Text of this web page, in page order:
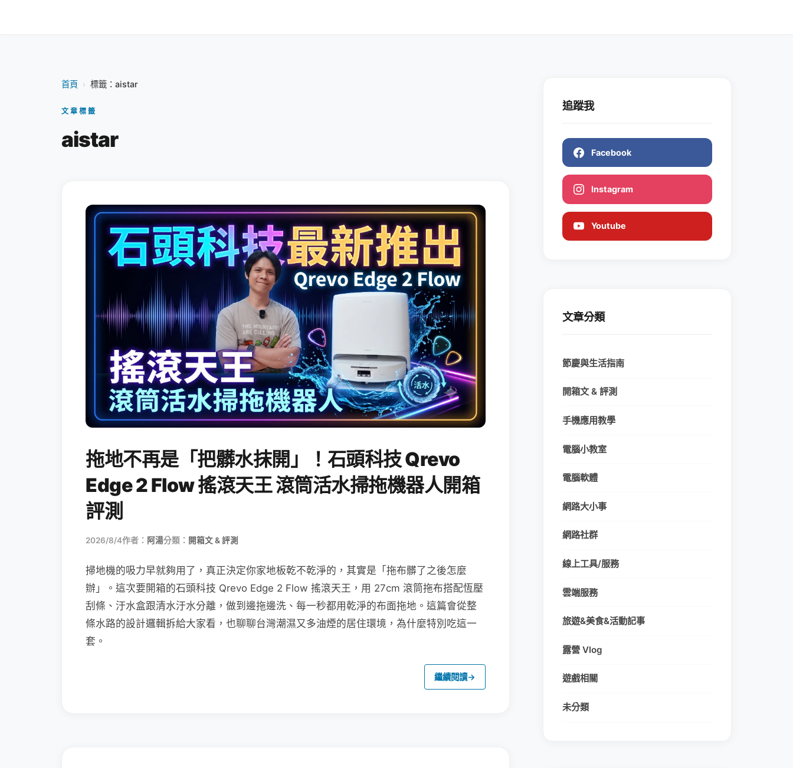
首頁 › 標籤：aistar
文章標籤
aistar
拖地不再是「把髒水抹開」！石頭科技 Qrevo
Edge 2 Flow 搖滾天王 滾筒活水掃拖機器人開箱
評測
2026/8/4作者： 阿湯分類： 開箱文 & 評測
掃地機的吸力早就夠用了，真正決定你家地板乾不乾淨的，其實是「拖布髒了之後怎麼
辦」。這次要開箱的石頭科技 Qrevo Edge 2 Flow 搖滾天王，用 27cm 滾筒拖布搭配恆壓
刮條、汙水盒跟清水汙水分離，做到邊拖邊洗、每一秒都用乾淨的布面拖地。這篇會從整
條水路的設計邏輯拆給大家看，也聊聊台灣潮濕又多油煙的居住環境，為什麼特別吃這一
套。
繼續閱讀→
追蹤我
Facebook
Instagram
Youtube
文章分類
節慶與生活指南
開箱文 & 評測
手機應用教學
電腦小教室
電腦軟體
網路大小事
網路社群
線上工具/服務
雲端服務
旅遊&美食&活動記事
露營 Vlog
遊戲相關
未分類